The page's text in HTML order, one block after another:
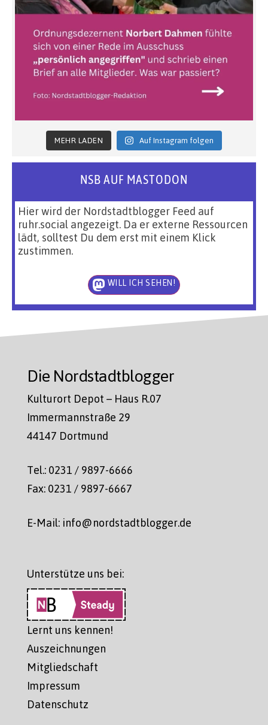
MEHR LADEN Auf Instagram folgen
NSB AUF MASTODON
Hier wird der Nordstadtblogger Feed auf
ruhr.social angezeigt. Da er externe Ressourcen
lädt, solltest Du dem erst mit einem Klick
zustimmen.
WILL ICH SEHEN!
Die Nordstadtblogger
Kulturort Depot – Haus R.07
Immermannstraße 29
44147 Dortmund
Tel.: 0231 / 9897-6666
Fax: 0231 / 9897-6667
E-Mail: info@nordstadtblogger.de
Unterstütze uns bei:
Lernt uns kennen!
Auszeichnungen
Mitgliedschaft
Impressum
Datenschutz